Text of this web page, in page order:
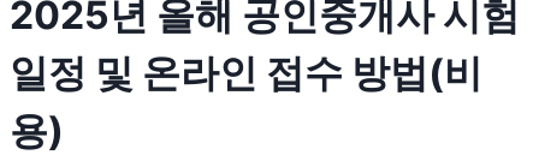
2025년 올해 공인중개사 시험
일정 및 온라인 접수 방법(비
용)